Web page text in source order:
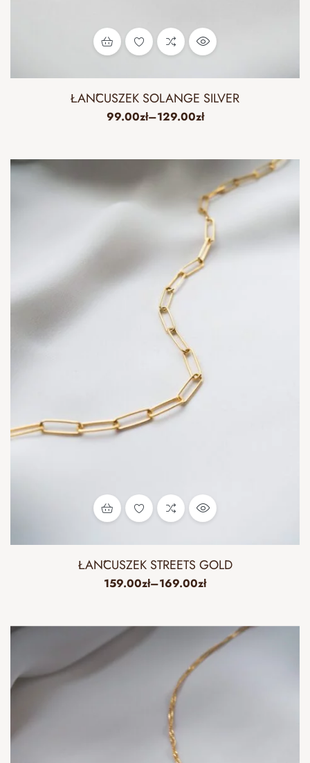
ŁAŃCUSZEK SOLANGE SILVER
99.00zł–129.00zł
ŁAŃCUSZEK STREETS GOLD
159.00zł–169.00zł